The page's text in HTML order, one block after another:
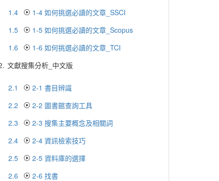
1.4
1-4 如何挑選必讀的文章_SSCI
1.5
1-5 如何挑選必讀的文章_Scopus
1.6
1-6 如何挑選必讀的文章_TCI
文獻搜集分析_中文版
2.1
2-1 書目辨識
2.2
2-2 圖書館查詢工具
2.3
2-3 搜集主要概念及相關詞
2.4
2-4 資訊檢索技巧
2.5
2-5 資料庫的選擇
2.6
2-6 找書